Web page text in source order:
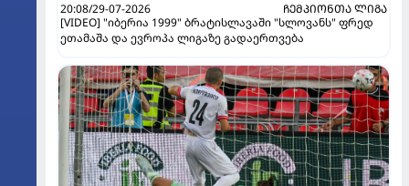
20:08/29-07-2026
ᲩᲔᲛᲞᲘᲝᲜᲗᲐ ᲚᲘᲒᲐ
[VIDEO] "იბერია 1999" ბრატისლავაში "სლოვანს" ფრედ
ეთამაშა და ევროპა ლიგაზე გადაერთვება